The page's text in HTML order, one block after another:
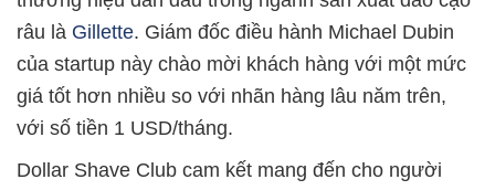
râu là Gillette. Giám đốc điều hành Michael Dubin
của startup này chào mời khách hàng với một mức
giá tốt hơn nhiều so với nhãn hàng lâu năm trên,
với số tiền 1 USD/tháng.
Dollar Shave Club cam kết mang đến cho người